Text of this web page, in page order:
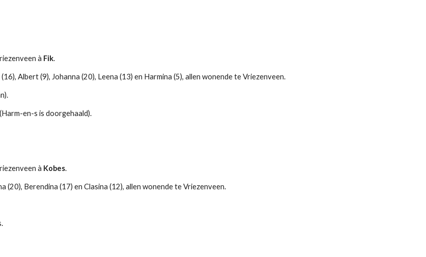
à Fik.
Albert (9), Johanna (20), Leena (13) en Harmina (5), allen wonende te Vriezenveen.
en-s is doorgehaald).
à Kobes.
(20), Berendina (17) en Clasina (12), allen wonende te Vriezenveen.